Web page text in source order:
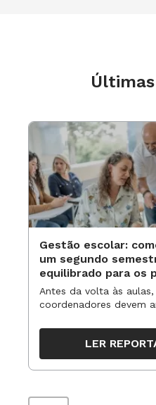
Gestão escolar:
um segundo
equilibrado para os
Antes da volta às
coordenadores devem
organizar ações para
trabalho pedagógico ao
período
LER